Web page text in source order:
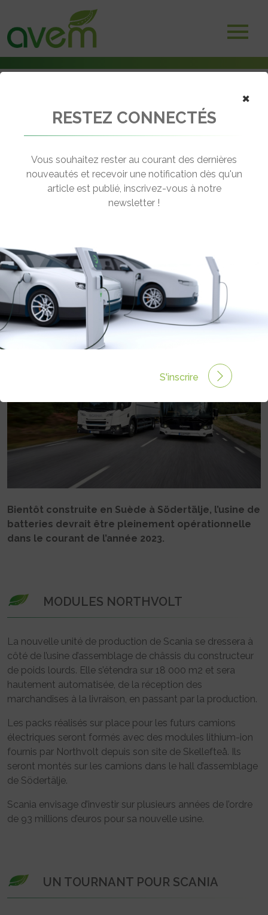
Scania prépare son usine de batteries de camions électriques avec
← Revenir aux actualités
SCANIA PRÉPARE SON USINE DE
BATTERIES DE CAMIONS
ÉLECTRIQUES AVEC ABB
Rédigé par Philippe Schwoerer le 04 Mar 2022 à 06:00
0 commentaires
Bientôt construite en Suède à Södertälje, l’usine de
batteries devrait être pleinement opérationnelle
dans le courant de l’année 2023.
MODULES NORTHVOLT
La nouvelle unité de production de Scania se dressera à
côté de l’usine d’assemblage de châssis du constructeur
de poids lourds. Elle s’étendra sur 18 000 m2 et sera
hautement automatisée, de la réception des
marchandises à la livraison, en passant par la production.
Les packs réalisés sur place pour les futurs camions
électriques seront formés avec des modules lithium-ion
fournis par Northvolt depuis son site de Skellefteå. Ils
seront montés sur les camions dans le hall d’assemblage
de Södertälje.
Scania envisage d’investir sur plusieurs années de l’ordre
de 93 millions d’euros pour sa nouvelle usine.
UN TOURNANT POUR SCANIA
×
RESTEZ CONNECTÉS
Vous souhaitez rester au courant des dernières
nouveautés et recevoir une notification dès qu'un
article est publié, inscrivez-vous à notre
newsletter !
S'inscrire